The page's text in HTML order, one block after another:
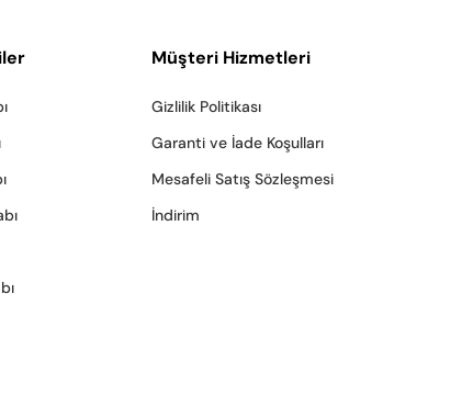
Müşteri Hizmetleri
Gizlilik Politikası
Garanti ve İade Koşulları
Mesafeli Satış Sözleşmesi
İndirim